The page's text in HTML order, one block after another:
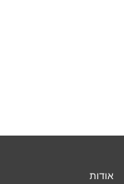
אודות